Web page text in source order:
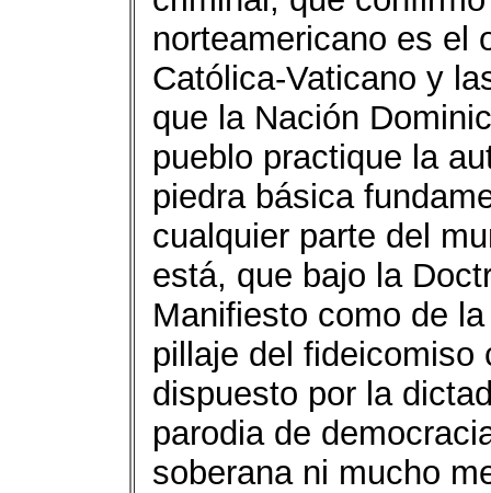
norteamericano es el
Católica-Vaticano y
que la Nación
pueblo practique la
piedra básica
cualquier parte del
está, que bajo la
Manifiesto como de
pillaje del fideicomiso
dispuesto por la
parodia de
soberana ni mucho